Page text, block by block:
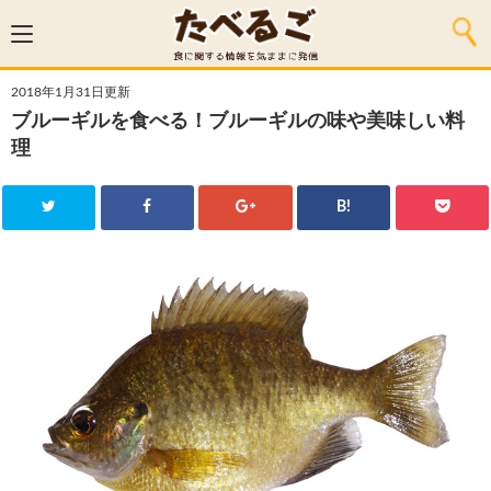
2018年1月31日更新
ブルーギルを食べる！ブルーギルの味や美味しい料
理
B!